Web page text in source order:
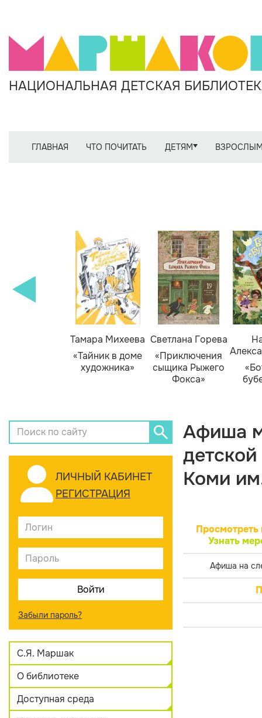
НАЦИОНАЛЬНАЯ ДЕТСКАЯ
ГЛАВНАЯ ЧТО ПОЧИТАТЬ ДЕТЯМ
Тамара Михеева
«Тайник в доме
художника»
Светлана Горева
«Приключения
сыщика Рыжего
Фокса»
ЛИЧНЫЙ КАБИНЕТ
РЕГИСТРАЦИЯ
Забыли пароль?
С.Я. Маршак
О библиотеке
Доступная среда
Афиша
Коми
Просмотреть
Узнать
Афиша на